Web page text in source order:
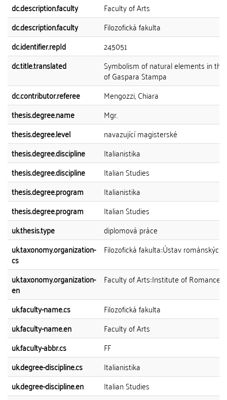
dc.description.faculty
Faculty of Arts
dc.description.faculty
Filozofická fakulta
dc.identifier.repId
245051
dc.title.translated
Symbolism of natural elements in
of Gaspara Stampa
dc.contributor.referee
Mengozzi, Chiara
thesis.degree.name
Mgr.
thesis.degree.level
navazující magisterské
thesis.degree.discipline
Italianistika
thesis.degree.discipline
Italian Studies
thesis.degree.program
Italianistika
thesis.degree.program
Italian Studies
uk.thesis.type
diplomová práce
uk.taxonomy.organization-
cs
Filozofická fakulta::Ústav románských
uk.taxonomy.organization-
en
Faculty of Arts::Institute of Romance
uk.faculty-name.cs
Filozofická fakulta
uk.faculty-name.en
Faculty of Arts
uk.faculty-abbr.cs
FF
uk.degree-discipline.cs
Italianistika
uk.degree-discipline.en
Italian Studies